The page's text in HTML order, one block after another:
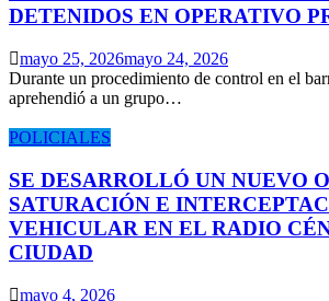
DETENIDOS EN OPERATIVO
mayo 25, 2026mayo 24, 2026
Durante un procedimiento de control en el
aprehendió a un grupo…
POLICIALES
SE DESARROLLÓ UN NUEVO
SATURACIÓN E
VEHICULAR EN EL RADIO
CIUDAD
mayo 4, 2026